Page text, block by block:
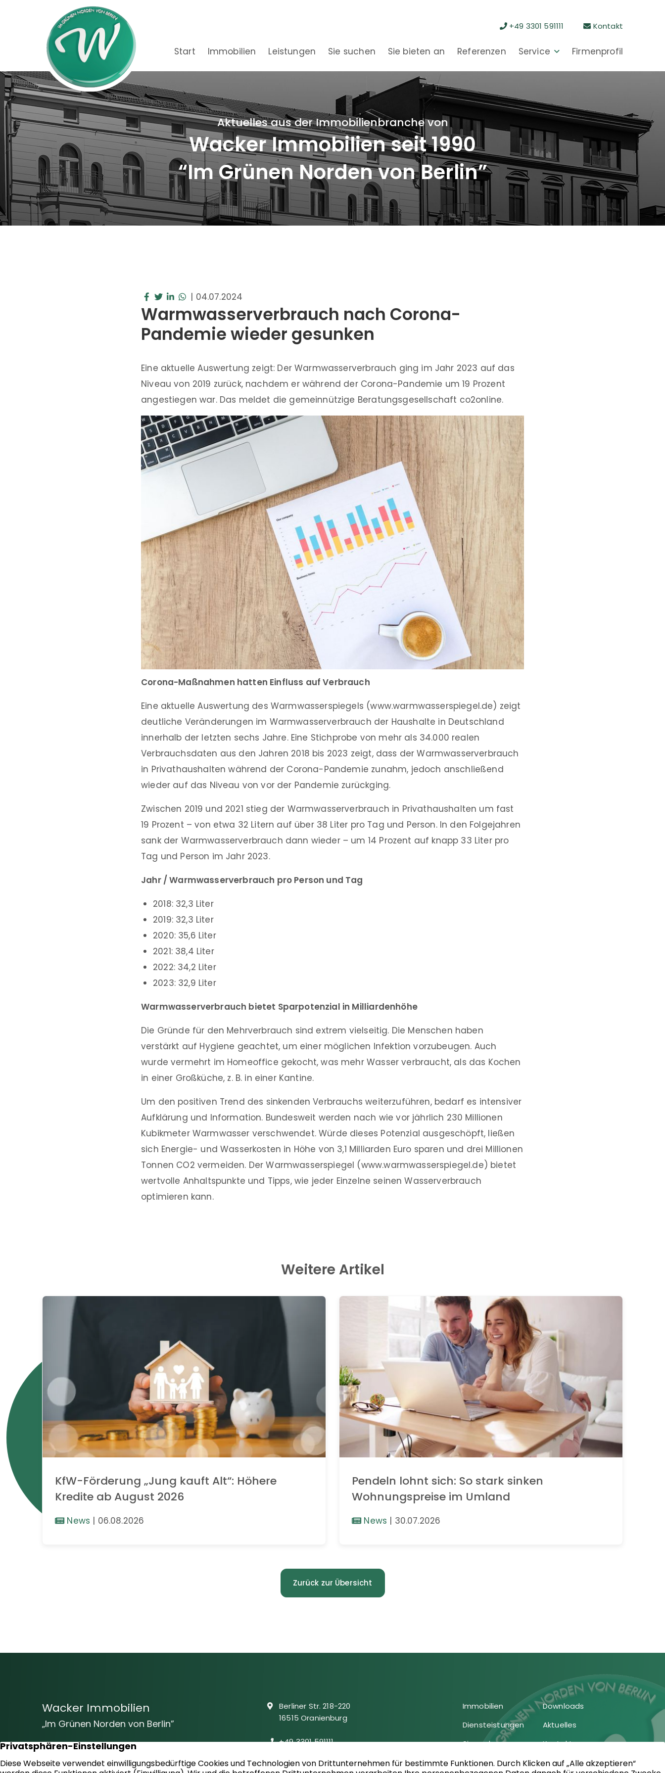
+49 3301 591111 Kontakt
Start Immobilien Leistungen Sie suchen Sie bieten an Referenzen Service Firmenprofil
Aktuelles aus der Immobilienbranche von
Wacker Immobilien seit 1990
“Im Grünen Norden von Berlin”
| 04.07.2024
Warmwasserverbrauch nach Corona-
Pandemie wieder gesunken
Eine aktuelle Auswertung zeigt: Der Warmwasserverbrauch ging im Jahr 2023 auf das
Niveau von 2019 zurück, nachdem er während der Corona-Pandemie um 19 Prozent
angestiegen war. Das meldet die gemeinnützige Beratungsgesellschaft co2online.
Corona-Maßnahmen hatten Einfluss auf Verbrauch
Eine aktuelle Auswertung des Warmwasserspiegels (www.warmwasserspiegel.de) zeigt
deutliche Veränderungen im Warmwasserverbrauch der Haushalte in Deutschland
innerhalb der letzten sechs Jahre. Eine Stichprobe von mehr als 34.000 realen
Verbrauchsdaten aus den Jahren 2018 bis 2023 zeigt, dass der Warmwasserverbrauch
in Privathaushalten während der Corona-Pandemie zunahm, jedoch anschließend
wieder auf das Niveau von vor der Pandemie zurückging.
Zwischen 2019 und 2021 stieg der Warmwasserverbrauch in Privathaushalten um fast
19 Prozent – von etwa 32 Litern auf über 38 Liter pro Tag und Person. In den Folgejahren
sank der Warmwasserverbrauch dann wieder – um 14 Prozent auf knapp 33 Liter pro
Tag und Person im Jahr 2023.
Jahr / Warmwasserverbrauch pro Person und Tag
2018: 32,3 Liter
2019: 32,3 Liter
2020: 35,6 Liter
2021: 38,4 Liter
2022: 34,2 Liter
2023: 32,9 Liter
Warmwasserverbrauch bietet Sparpotenzial in Milliardenhöhe
Die Gründe für den Mehrverbrauch sind extrem vielseitig. Die Menschen haben
verstärkt auf Hygiene geachtet, um einer möglichen Infektion vorzubeugen. Auch
wurde vermehrt im Homeoffice gekocht, was mehr Wasser verbraucht, als das Kochen
in einer Großküche, z. B. in einer Kantine.
Um den positiven Trend des sinkenden Verbrauchs weiterzuführen, bedarf es intensiver
Aufklärung und Information. Bundesweit werden nach wie vor jährlich 230 Millionen
Kubikmeter Warmwasser verschwendet. Würde dieses Potenzial ausgeschöpft, ließen
sich Energie- und Wasserkosten in Höhe von 3,1 Milliarden Euro sparen und drei Millionen
Tonnen CO2 vermeiden. Der Warmwasserspiegel (www.warmwasserspiegel.de) bietet
wertvolle Anhaltspunkte und Tipps, wie jeder Einzelne seinen Wasserverbrauch
optimieren kann.
Weitere Artikel
KfW-Förderung „Jung kauft Alt“: Höhere
Kredite ab August 2026
News | 06.08.2026
Pendeln lohnt sich: So stark sinken
Wohnungspreise im Umland
News | 30.07.2026
Zurück zur Übersicht
Wacker Immobilien
„Im Grünen Norden von Berlin”
Vom Baugrundstück bis hin zur
und helfen Ihnen bei der erfolgreichen
Berliner Str. 218-220
16515 Oranienburg
+49 3301 591111
Immobilien
Downloads
Diensteistungen
Aktuelles
Sie suchen
Kontakt
Sie bieten an
Impressum